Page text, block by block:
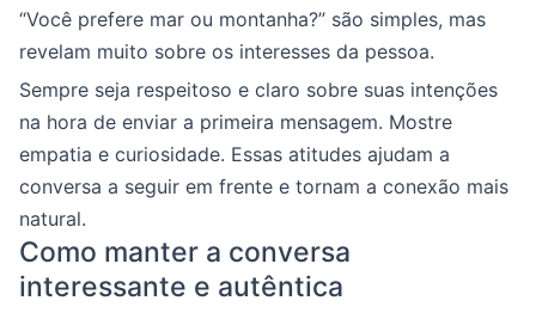
“Você prefere mar ou montanha?” são simples, mas
revelam muito sobre os interesses da pessoa.
Sempre seja respeitoso e claro sobre suas intenções
na hora de enviar a primeira mensagem. Mostre
empatia e curiosidade. Essas atitudes ajudam a
conversa a seguir em frente e tornam a conexão mais
natural.
Como manter a conversa
interessante e autêntica